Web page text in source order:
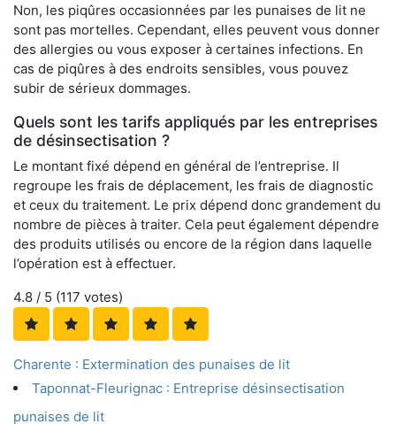
Non, les piqûres occasionnées par les punaises de lit ne
sont pas mortelles. Cependant, elles peuvent vous donner
des allergies ou vous exposer à certaines infections. En
cas de piqûres à des endroits sensibles, vous pouvez
subir de sérieux dommages.
Quels sont les tarifs appliqués par les entreprises
de désinsectisation ?
Le montant fixé dépend en général de l’entreprise. Il
regroupe les frais de déplacement, les frais de diagnostic
et ceux du traitement. Le prix dépend donc grandement du
nombre de pièces à traiter. Cela peut également dépendre
des produits utilisés ou encore de la région dans laquelle
l’opération est à effectuer.
4.8 / 5 (117 votes)
Charente : Extermination des punaises de lit
Taponnat-Fleurignac : Entreprise désinsectisation
punaises de lit